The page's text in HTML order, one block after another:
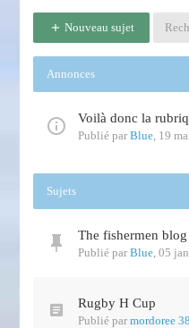
Nouveau sujet
Annonces
Voilà donc la
Publié par Blue, 19
Sujets
The fishermen
Publié par Blue, 05
Rugby H Cup
Publié par mordoree 38